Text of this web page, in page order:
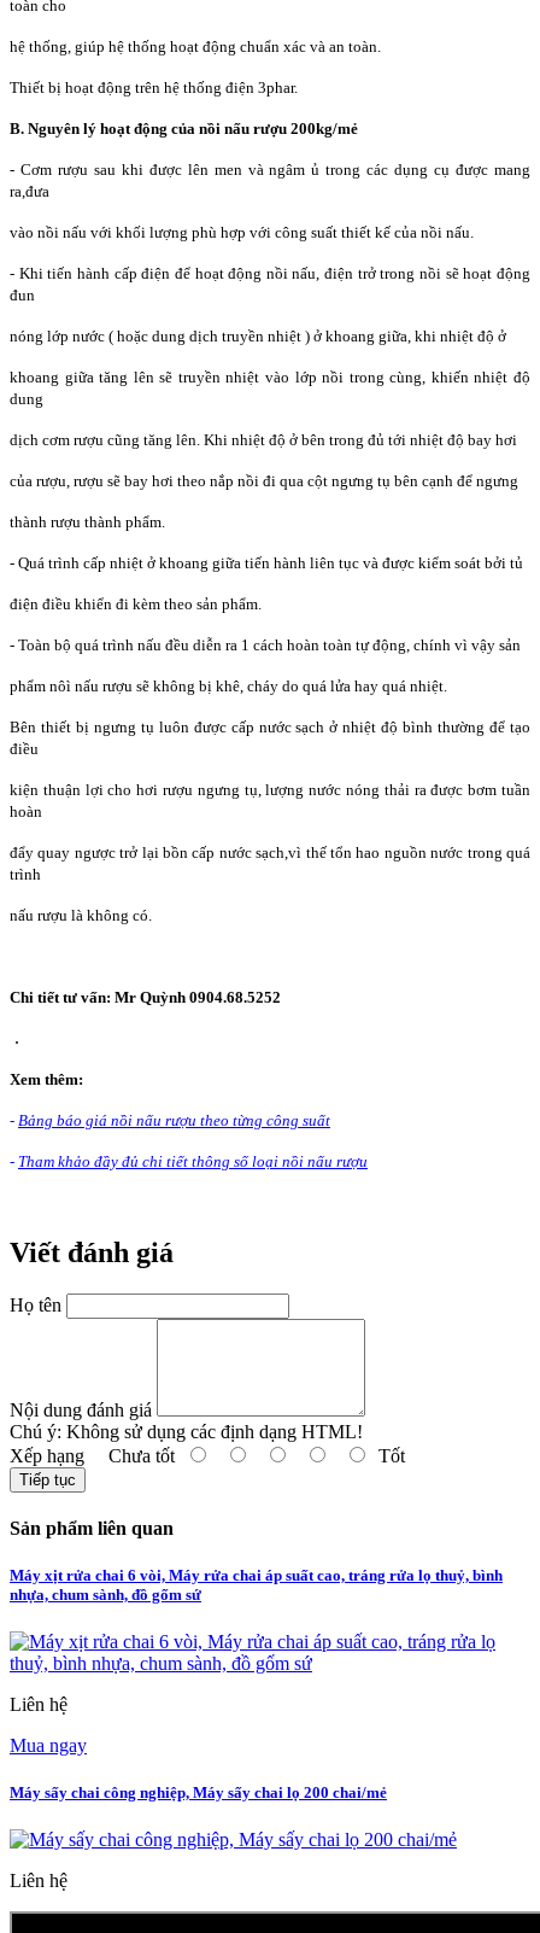
toàn cho
hệ thống, giúp hệ thống hoạt động chuẩn xác và an toàn.
Thiết bị hoạt động trên hệ thống điện 3phar.
B. Nguyên lý hoạt động của nồi nấu rượu 200kg/mẻ
- Cơm rượu sau khi được lên men và ngâm ủ trong các dụng cụ được mang
ra,đưa
vào nồi nấu với khối lượng phù hợp với công suất thiết kế của nồi nấu.
- Khi tiến hành cấp điện để hoạt động nồi nấu, điện trở trong nồi sẽ hoạt động
đun
nóng lớp nước ( hoặc dung dịch truyền nhiệt ) ở khoang giữa, khi nhiệt độ ở
khoang giữa tăng lên sẽ truyền nhiệt vào lớp nồi trong cùng, khiến nhiệt độ
dung
dịch cơm rượu cũng tăng lên. Khi nhiệt độ ở bên trong đủ tới nhiệt độ bay hơi
của rượu, rượu sẽ bay hơi theo nắp nồi đi qua cột ngưng tụ bên cạnh để ngưng
thành rượu thành phẩm.
- Quá trình cấp nhiệt ở khoang giữa tiến hành liên tục và được kiểm soát bởi tủ
điện điều khiển đi kèm theo sản phẩm.
- Toàn bộ quá trình nấu đều diễn ra 1 cách hoàn toàn tự động, chính vì vậy sản
phẩm nôì nấu rượu sẽ không bị khê, cháy do quá lửa hay quá nhiệt.
Bên thiết bị ngưng tụ luôn được cấp nước sạch ở nhiệt độ bình thường để tạo
điều
kiện thuận lợi cho hơi rượu ngưng tụ, lượng nước nóng thải ra được bơm tuần
hoàn
đẩy quay ngược trở lại bồn cấp nước sạch,vì thế tổn hao nguồn nước trong quá
trình
nấu rượu là không có.
Chi tiết tư vấn: Mr Quỳnh 0904.68.5252
.
Xem thêm:
- Bảng báo giá nồi nấu rượu theo từng công suất
- Tham khảo đầy đủ chi tiết thông số loại nồi nấu rượu
Viết đánh giá
Họ tên
Nội dung đánh giá
Chú ý: Không sử dụng các định dạng HTML!
Xếp hạng Chưa tốt Tốt
Tiếp tục
Sản phẩm liên quan
Máy xịt rửa chai 6 vòi, Máy rửa chai áp suất cao, tráng rửa lọ thuỷ, bình
nhựa, chum sành, đồ gốm sứ
Liên hệ
Mua ngay
Máy sấy chai công nghiệp, Máy sấy chai lọ 200 chai/mẻ
Liên hệ